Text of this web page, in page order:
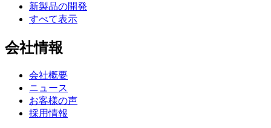
新製品の開発
すべて表示
会社情報
会社概要
ニュース
お客様の声
採用情報